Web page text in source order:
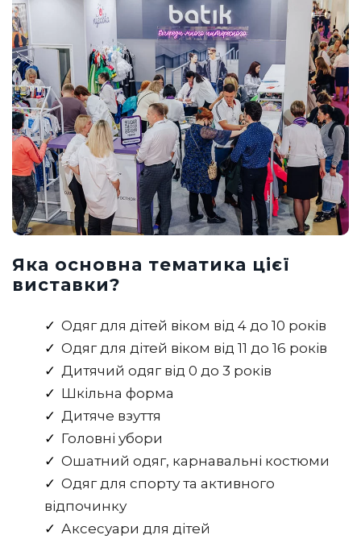
Яка основна тематика цієї
виставки?
Одяг для дітей віком від 4 до 10 років
Одяг для дітей віком від 11 до 16 років
Дитячий одяг від 0 до 3 років
Шкільна форма
Дитяче взуття
Головні убори
Ошатний одяг, карнавальні костюми
Одяг для спорту та активного
відпочинку
Аксесуари для дітей